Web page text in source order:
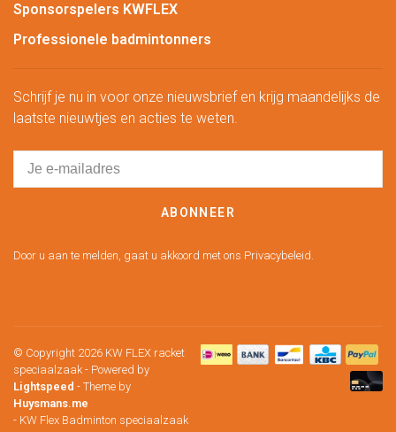
Sponsorspelers KWFLEX
Professionele badmintonners
Schrijf je nu in voor onze nieuwsbrief en krijg maandelijks de
laatste nieuwtjes en acties te weten.
ABONNEER
Door u aan te melden, gaat u akkoord met ons Privacybeleid.
© Copyright 2026 KW FLEX racket
speciaalzaak - Powered by
Lightspeed - Theme by
Huysmans.me
- KW Flex Badminton speciaalzaak